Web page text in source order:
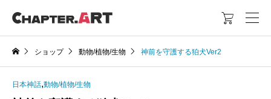

ショップ 動物/植物/生物 神前を守護する狛犬Ver2
日本神話,動物/植物/生物